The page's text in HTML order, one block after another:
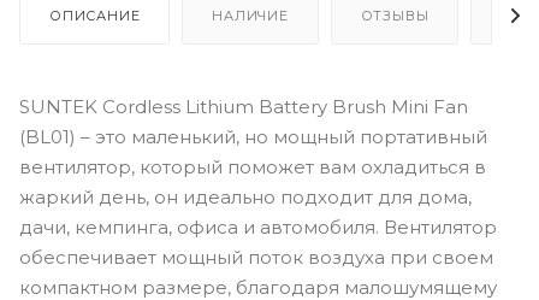
ОПИСАНИЕ НАЛИЧИЕ ОТЗЫВЫ
SUNTEK Cordless Lithium Battery Brush Mini Fan
(BL01) – это маленький, но мощный портативный
вентилятор, который поможет вам охладиться в
жаркий день, он идеально подходит для дома,
дачи, кемпинга, офиса и автомобиля. Вентилятор
обеспечивает мощный поток воздуха при своем
компактном размере, благодаря малошумящему